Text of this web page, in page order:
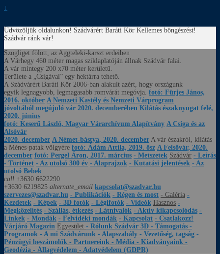
↓
Üdvözöljük oldalunkon! Szádvárért Baráti Kör Kellemes böngészést!
Szádvár ránk vár!
Szögliget fölött, az Aggteleki-karszt erdeiben
A Várhegy 460 méter magas sziklaplatóján állnak Szádvár falai.
A vár mintegy 200 x70 méter kerületű.
Területe a „Csigával” egy hektárra tehető.
A Szádvárért Baráti Kör 2006-ban alakult azért, hogy országunk
egyik legnagyobb, legmagasabb romvárát megóvja. fotó: Fürjes János,
2016. október A Nemzeti Kastély és Nemzeti Várprogram
jóvoltából megújuló vár 2020. decemberében Kilátás északnyugat felé,
2020. június
fotó: Keserű László, Magyar Várarchívum Alapítvány A Csiga és az
Alsóvár
2020. december A Német-bástya, 2020. december A vár északról, kilátás
a Ménes-patak völgyére fotó: Ádám Attila, 2019. ősz A Felsővár, 2020.
december fotó: Pergel Áron, 2017. március - Metszetek Szádvár - Leírás
- Történet - Az utolsó 300 év - Alaprajzok - Kutatási jelentések - Az
utolsó Bebek
call +3630 6622290
+3630 6219825 alternate_email kapcsolat@szadvar.hu
szervezes@szadvar.hu - Publikációk - Régen és most - Galéria -
Kezdetek - Képek - 3D fotók - Légifotók - Videók Hasznos -
Megközelítés - Szállás, étkezés - Látnivalók - Aktív kikapcsolódás -
Linkek - Mondák - Felvidéki mondák - Kapcsolat - Csatlakozz!
Várjáró Magazin Egyesület - Rólunk Szádvár 3D - Támogatás -
Programok - A mi Szádvárunk - Alapszabály - Vezetőség, tagság -
Pénzügyi beszámolók - Partnereink - Média - Kiadványaink -
Geodézia - Állagvédelem - Adatvédelem (GDPR)